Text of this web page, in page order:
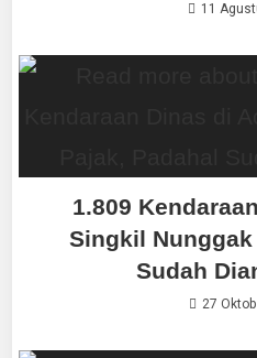
11
1.809
Singkil
Sudah
27